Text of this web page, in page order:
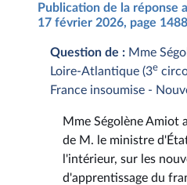
Publication de la réponse
17 février 2026, page 1488
Question de : Mme
Loire-Atlantique (3e
France insoumise -
Mme Ségolène Amiot
de M. le ministre
l'intérieur, sur les
d'apprentissage du